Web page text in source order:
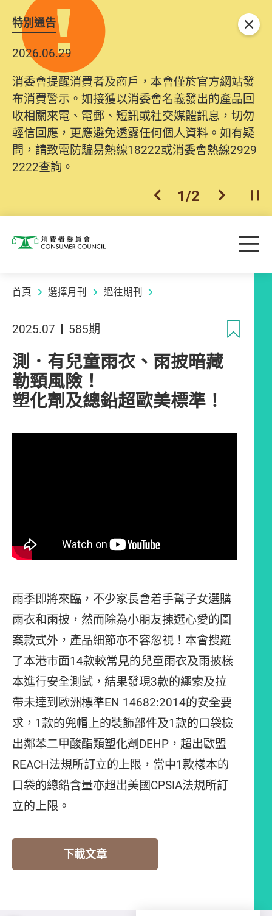
特別通告
2026.06.29
消委會提醒消費者及商戶，本會僅於官方網站發
布消費警示。如接獲以消委會名義發出的產品回
收相關來電、電郵、短訊或社交媒體訊息，切勿
輕信回應，更應避免透露任何個人資料。如有疑
問，請致電防騙易熱線18222或消委會熱線2929
2222查詢。
上一個
1/2 下一個開
關閉
消費者委員會 目
首頁 選擇月刊 過往期刊
2025.07 585期
測．有兒童雨衣、雨披暗藏
勒頸風險！
塑化劑及總鉛超歐美標準！
雨季即將來臨，不少家長會着手幫子女選購
雨衣和雨披，然而除為小朋友揀選心愛的圖
案款式外，產品細節亦不容忽視！本會搜羅
了本港市面14款較常見的兒童雨衣及雨披樣
本進行安全測試，結果發現3款的繩索及拉
帶未達到歐洲標準EN 14682:2014的安全要
求，1款的兜帽上的裝飾部件及1款的口袋檢
出鄰苯二甲酸酯類塑化劑DEHP，超出歐盟
REACH法規所訂立的上限，當中1款樣本的
口袋的總鉛含量亦超出美國CPSIA法規所訂
立的上限。
下載文章